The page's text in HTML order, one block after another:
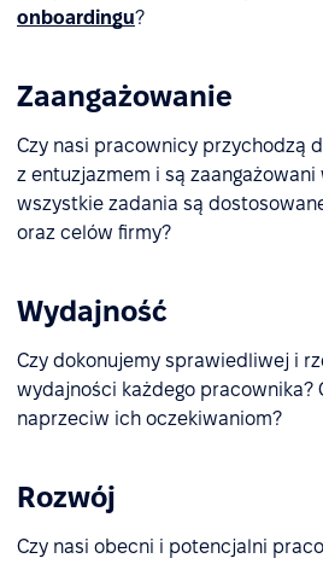
onboardingu?
Zaangażowanie
Czy nasi pracownicy przychodzą
z entuzjazmem i są zaangażowani
wszystkie zadania są
oraz celów firmy?
Wydajność
Czy dokonujemy sprawiedliwej i
wydajności każdego pracownika?
naprzeciw ich oczekiwaniom?
Rozwój
Czy nasi obecni i potencjalni